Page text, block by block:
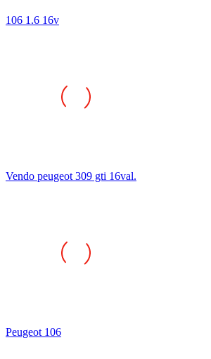
106 1.6 16v
Vendo peugeot 309 gti 16val.
Peugeot 106